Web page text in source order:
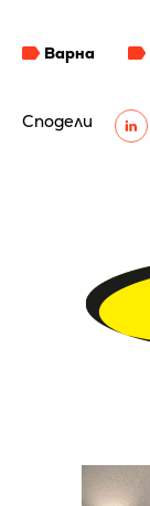
Сподели
Варна